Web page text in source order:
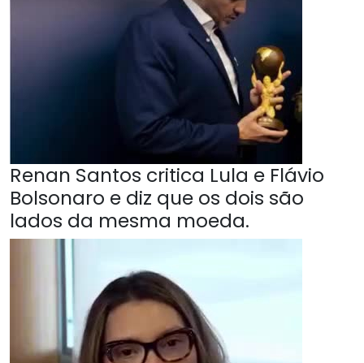
Renan Santos critica Lula e Flávio
Bolsonaro e diz que os dois são
lados da mesma moeda.